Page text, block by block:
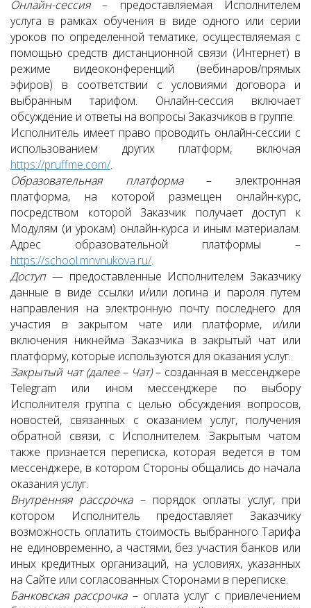
Онлайн-сессия– предоставляемая Исполнителем
услуга в рамках обучения в виде одного или серии
уроков по определенной тематике, осуществляемая с
помощью средств дистанционной связи (Интернет) в
режиме видеоконференций (вебинаров/прямых
эфиров) в соответствии с условиями договора и
выбранным тарифом. Онлайн-сессия включает
обсуждение и ответы на вопросы Заказчиков в группе.
Исполнитель имеет право проводить онлайн-сессии с
использованием других платформ, включая
https://pruffme.com/.
Образовательная платформа– электронная
платформа, на которой размещен онлайн-курс,
посредством которой Заказчик получает доступ к
Модулям (и урокам) онлайн-курса и иным материалам.
Адрес образовательной платформы –
https://school.mnvnukova.ru/.
Доступ — предоставленные Исполнителем Заказчику
данные в виде ссылки и/или логина и пароля путем
направления на электронную почту последнего для
участия в закрытом чате или платформе, и/или
включения никнейма Заказчика в закрытый чат или
платформу, которые используются для оказания услуг.
Закрытый чат (далее – Чат) – созданная в мессенджере
Telegram или ином мессенджере по выбору
Исполнителя группа с целью обсуждения вопросов,
новостей, связанных с оказанием услуг, получения
обратной связи, с Исполнителем. Закрытым чатом
также признается переписка, которая ведется в том
мессенджере, в котором Стороны общались до начала
оказания услуг.
Внутренняя рассрочка– порядок оплаты услуг, при
котором Исполнитель предоставляет Заказчику
возможность оплатить стоимость выбранного Тарифа
не единовременно, а частями, без участия банков или
иных кредитных организаций, на условиях, указанных
на Сайте или согласованных Сторонами в переписке.
Банковская рассрочка– оплата услуг с привлечением